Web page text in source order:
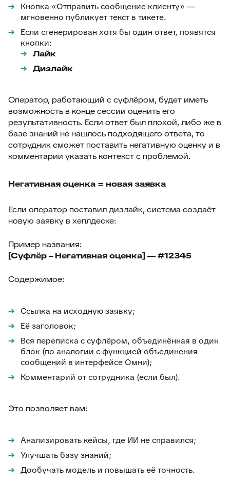
Кнопка «Отправить сообщение клиенту» —
мгновенно публикует текст в тикете.
Если сгенерирован хотя бы один ответ, появятся
кнопки:
Лайк
Дизлайк
Оператор, работающий с суфлёром, будет иметь
возможность в конце сессии оценить его
результативность. Если ответ был плохой, либо же в
базе знаний не нашлось подходящего ответа, то
сотрудник сможет поставить негативную оценку и в
комментарии указать контекст с проблемой.
Негативная оценка = новая заявка
Если оператор поставил дизлайк, система создаёт
новую заявку в хеплдеске:
Пример названия:
[Суфлёр – Негативная оценка] — #12345
Содержимое:
Ссылка на исходную заявку;
Её заголовок;
Вся переписка с суфлёром, объединённая в один
блок (по аналогии с функцией объединения
сообщений в интерфейсе Омни);
Комментарий от сотрудника (если был).
Это позволяет вам:
Анализировать кейсы, где ИИ не справился;
Улучшать базу знаний;
Дообучать модель и повышать её точность.